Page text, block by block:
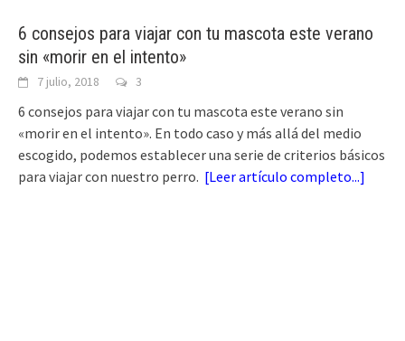
6 consejos para viajar con tu mascota este verano
sin «morir en el intento»
7 julio, 2018 3
6 consejos para viajar con tu mascota este verano sin
«morir en el intento». En todo caso y más allá del medio
escogido, podemos establecer una serie de criterios básicos
para viajar con nuestro perro. [Leer artículo completo...]